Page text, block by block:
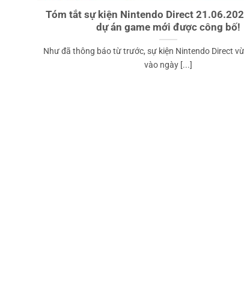
Tóm tắt sự kiện Nintendo Direct
dự án game mới được công bố!
Như đã thông báo từ trước, sự kiện Nintendo Direct
vào ngày [...]